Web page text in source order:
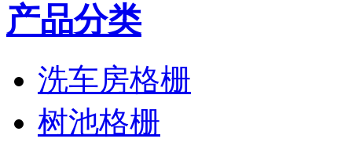
产品分类
洗车房格栅
树池格栅